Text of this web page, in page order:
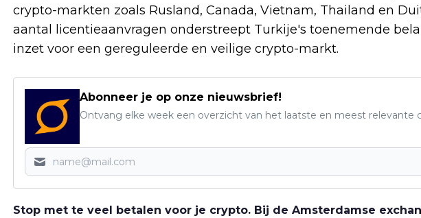
crypto-markten zoals Rusland, Canada, Vietnam, Thailand en
aantal licentieaanvragen onderstreept Turkije's toenemende
inzet voor een gereguleerde en veilige crypto-markt.
Abonneer je op onze nieuwsbrief!
Ontvang elke week een overzicht van het laatste en meest relevante
Stop met te veel betalen voor je crypto. Bij de Amsterdamse